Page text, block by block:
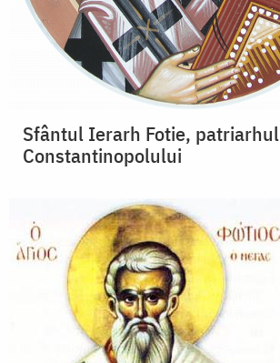
Sfântul Ierarh Fotie, patriarhul
Constantinopolului